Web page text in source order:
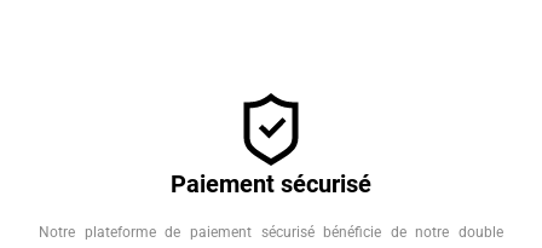
Paiement sécurisé
Notre plateforme de paiement sécurisé bénéficie de notre double